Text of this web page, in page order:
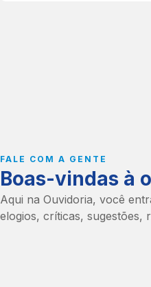
FALE COM A GENTE
Boas-vindas à
Aqui na Ouvidoria, você
elogios, críticas, sugestões,